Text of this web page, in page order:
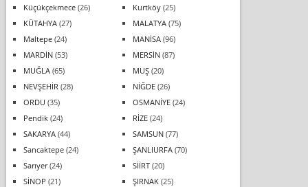
Küçükçekmece(26) Kurtköy(25)
KÜTAHYA(27) MALATYA(75)
Maltepe(24) MANİSA(96)
MARDİN(53) MERSİN(87)
MUĞLA(65) MUŞ(20)
NEVŞEHİR (28) NİĞDE(26)
ORDU (35) OSMANİYE(24)
Pendik(24) RİZE(24)
SAKARYA(44) SAMSUN(77)
Sancaktepe(24) ŞANLIURFA(70)
Sarıyer(24) SİİRT(20)
SİNOP (21) ŞIRNAK(25)